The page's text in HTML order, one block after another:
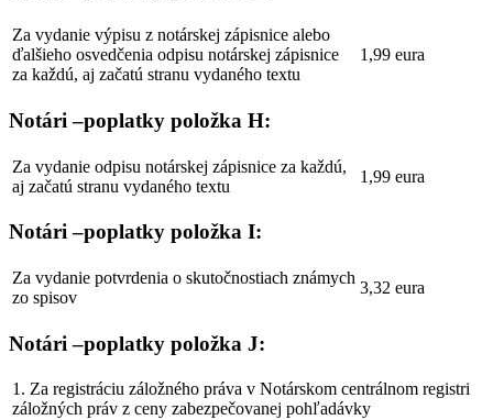
Za vydanie výpisu z notárskej zápisnice alebo
ďalšieho osvedčenia odpisu notárskej zápisnice
za každú, aj začatú stranu vydaného textu
1,99 eura
Notári –poplatky položka H:
Za vydanie odpisu notárskej zápisnice za každú,
aj začatú stranu vydaného textu
1,99 eura
Notári –poplatky položka I:
Za vydanie potvrdenia o skutočnostiach známych
zo spisov
3,32 eura
Notári –poplatky položka J:
1. Za registráciu záložného práva v Notárskom centrálnom registri
záložných práv z ceny zabezpečovanej pohľadávky